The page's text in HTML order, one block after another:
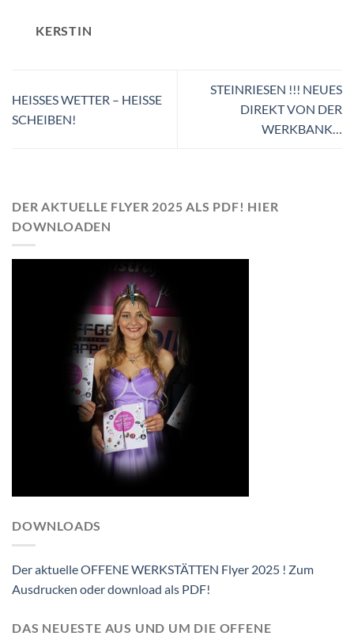
KERSTIN
HEISSES WETTER – HEISSE
SCHEIBEN!
STEINRIESEN !!! NEUES
DIREKT VON DER
WERKBANK…
DER AKTUELLE FLYER 2025 ALS PDF! HIER
DOWNLOADEN
DOWNLOADS
Der aktuelle OFFENE WERKSTÄTTEN Flyer 2025 ! Zum
Ausdrucken oder download als PDF!
DAS NEUESTE AUS UND UM DIE OFFENE